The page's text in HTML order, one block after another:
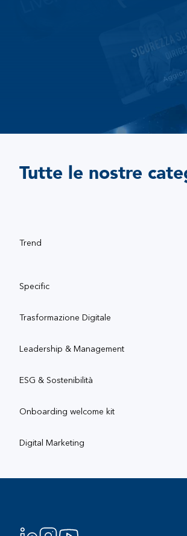
Tutte le nostre
Trend
Specific
Trasformazione Digitale
Leadership & Management
ESG & Sostenibilità
Onboarding welcome kit
Digital Marketing